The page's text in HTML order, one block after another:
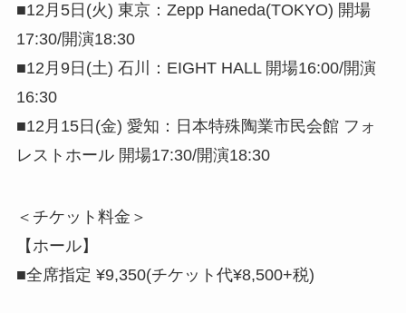
■12月5日(火) 東京：Zepp Haneda(TOKYO) 開場
17:30/開演18:30
■12月9日(土) 石川：EIGHT HALL 開場16:00/開演
16:30
■12月15日(金) 愛知：日本特殊陶業市民会館 フォ
レストホール 開場17:30/開演18:30
＜チケット料金＞
【ホール】
■全席指定 ¥9,350(チケット代¥8,500+税)